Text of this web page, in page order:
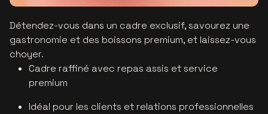
Détendez-vous dans un cadre exclusif, savourez une
gastronomie et des boissons premium, et laissez-vous
choyer.
Cadre raffiné avec repas assis et service
premium
Idéal pour les clients et relations professionnelles